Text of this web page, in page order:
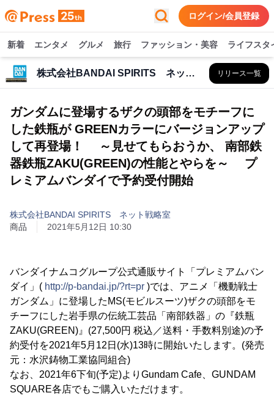
ログイン/会員登録
新着 エンタメ グルメ 旅行 ファッション・美容 ライフスタ
株式会社BANDAI SPIRITS ネット戦略室 リリース一覧
ガンダムに登場するザクの頭部をモチーフに
した鉄瓶が GREENカラーにバージョンアップ
して再登場！ ～見せてもらおうか、 南部鉄
器鉄瓶ZAKU(GREEN)の性能とやらを～ プ
レミアムバンダイで予約受付開始
株式会社BANDAI SPIRITS ネット戦略室
商品
2021年5月12日 10:30
バンダイナムコグループ公式通販サイト「プレミアムバン
ダイ」( http://p-bandai.jp/?rt=pr )では、アニメ「機動戦士
ガンダム」に登場したMS(モビルスーツ)ザクの頭部をモ
チーフにした岩手県の伝統工芸品「南部鉄器」の『鉄瓶
ZAKU(GREEN)』(27,500円 税込／送料・手数料別途)の予
約受付を2021年5月12日(水)13時に開始いたします。(発売
元：水沢鋳物工業協同組合)
なお、2021年6下旬(予定)よりGundam Cafe、GUNDAM
SQUARE各店でもご購入いただけます。